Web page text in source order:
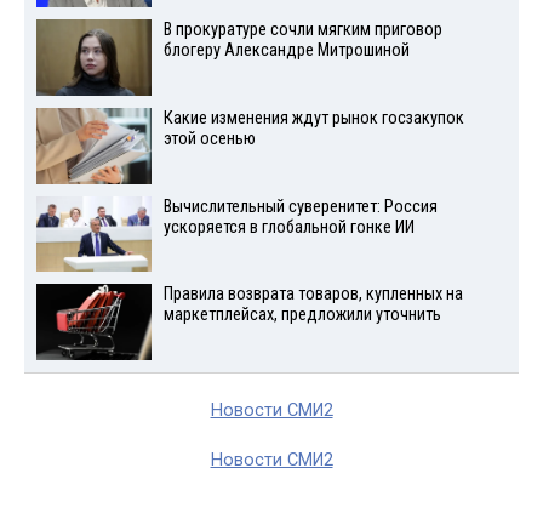
В прокуратуре сочли мягким приговор
блогеру Александре Митрошиной
Какие изменения ждут рынок госзакупок
этой осенью
Вычислительный суверенитет: Россия
ускоряется в глобальной гонке ИИ
Правила возврата товаров, купленных на
маркетплейсах, предложили уточнить
Новости СМИ2
Новости СМИ2